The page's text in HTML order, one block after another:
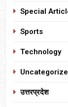
Special
Sports
Technology
उत्तरप्रदेश